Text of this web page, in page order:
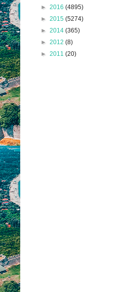
► 2016 (4895)
► 2015 (5274)
► 2014 (365)
► 2012 (8)
► 2011 (20)